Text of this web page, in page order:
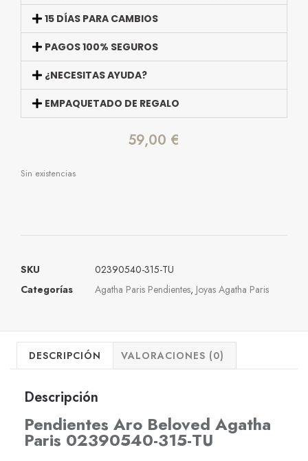
15 DÍAS PARA CAMBIOS
PAGOS 100% SEGUROS
¿NECESITAS AYUDA?
EMPAQUETADO DE REGALO
59,00 €
Sin existencias
SKU
02390540-315-TU
Categorías
Agatha Paris Pendientes, Joyas Agatha Paris
DESCRIPCIÓN VALORACIONES (0)
Descripción
Pendientes Aro Beloved Agatha
Paris 02390540-315-TU